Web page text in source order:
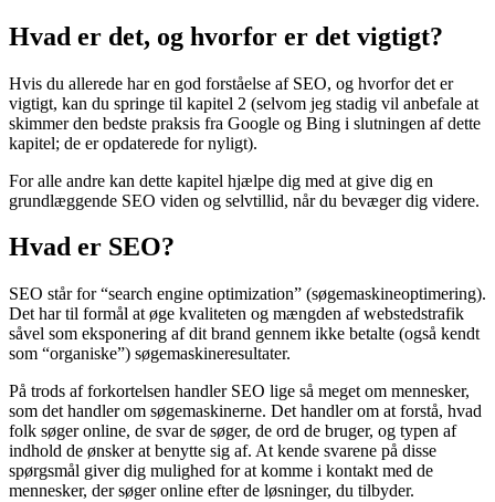
Hvad er det, og hvorfor er det vigtigt?
Hvis du allerede har en god forståelse af SEO, og hvorfor det er
vigtigt, kan du springe til kapitel 2 (selvom jeg stadig vil anbefale at
skimmer den bedste praksis fra Google og Bing i slutningen af dette
kapitel; de er opdaterede for nyligt).
For alle andre kan dette kapitel hjælpe dig med at give dig en
grundlæggende SEO viden og selvtillid, når du bevæger dig videre.
Hvad er SEO?
SEO står for “search engine optimization” (søgemaskineoptimering).
Det har til formål at øge kvaliteten og mængden af webstedstrafik
såvel som eksponering af dit brand gennem ikke betalte (også kendt
som “organiske”) søgemaskineresultater.
På trods af forkortelsen handler SEO lige så meget om mennesker,
som det handler om søgemaskinerne. Det handler om at forstå, hvad
folk søger online, de svar de søger, de ord de bruger, og typen af
indhold de ønsker at benytte sig af. At kende svarene på disse
spørgsmål giver dig mulighed for at komme i kontakt med de
mennesker, der søger online efter de løsninger, du tilbyder.